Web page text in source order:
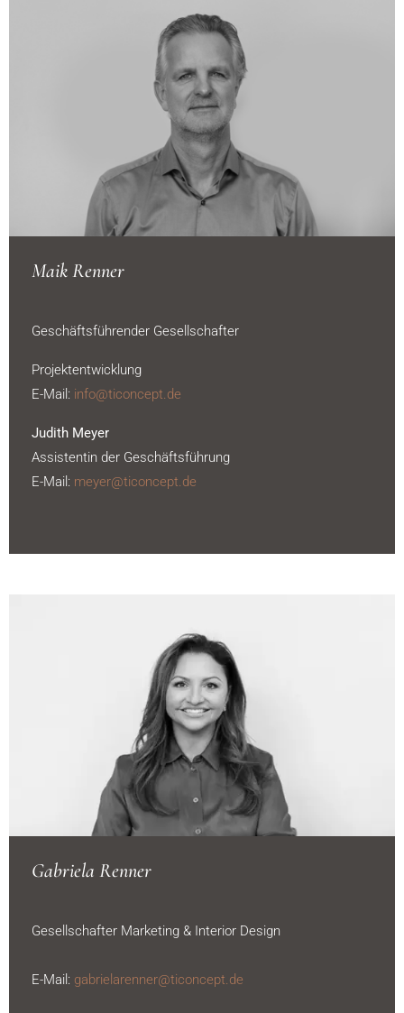
Maik Renner
Geschäftsführender Gesellschafter
Projektentwicklung
E-Mail: info@ticoncept.de
Judith Meyer
Assistentin der Geschäftsführung
E-Mail: meyer@ticoncept.de
Gabriela Renner
Gesellschafter Marketing & Interior Design
E-Mail: gabrielarenner@ticoncept.de